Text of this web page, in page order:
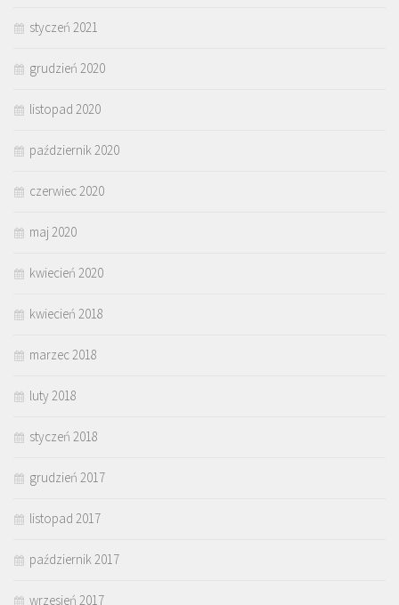
styczeń 2021
grudzień 2020
listopad 2020
październik 2020
czerwiec 2020
maj 2020
kwiecień 2020
kwiecień 2018
marzec 2018
luty 2018
styczeń 2018
grudzień 2017
listopad 2017
październik 2017
wrzesień 2017